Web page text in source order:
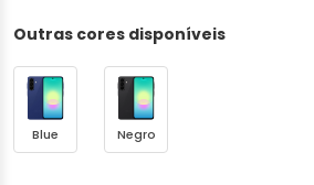
Outras cores disponíveis
Blue Negro